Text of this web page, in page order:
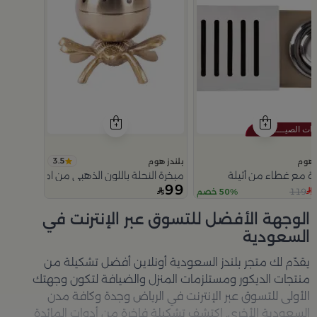
هوم
مع غطاء من أثيلة
119 50% خصم
بلندز هوم 3.5
مبخرة النحلة باللون الذهبي من امارا
99
الوجهة الأفضل للتسوق عبر الإنترنت في
السعودية
يقدّم لك متجر بلندز السعودية أونلاين أفضل تشكيلة من
منتجات الديكور ومستلزمات المنزل والضيافة لتكون وجهتك
الأولى للتسوق عبر الإنترنت في الرياض وجدة وكافة مدن
السعودية الأخرى. اكتشف تشكيلة فاخرة من أدوات المائدة